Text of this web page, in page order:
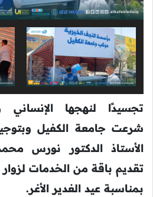
تجسيدًا لنهجها الإنساني
شرعت جامعة الكفيل
الأستاذ الدكتور نورس
تقديم باقة من الخدمات
بمناسبة عيد الغدير الأغر.